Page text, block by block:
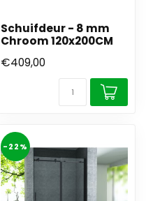
Schuifdeur - 8 mm
Chroom 120x200CM
€409,00
-22%